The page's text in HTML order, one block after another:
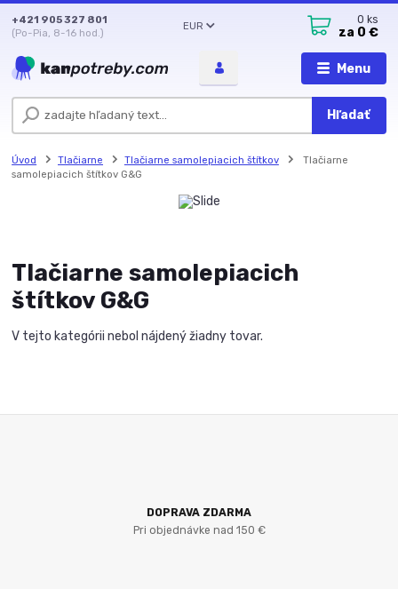
Menu
EUR
Hľadať
+421 905 327 801
(Po-Pia, 8-16 hod.)
0 ks
za 0 €
Úvod Tlačiarne Tlačiarne samolepiacich štítkov
Tlačiarne
samolepiacich štítkov G&G
Tlačiarne samolepiacich
štítkov G&G
V tejto kategórii nebol nájdený žiadny tovar.
DOPRAVA ZDARMA
Pri objednávke nad 150 €